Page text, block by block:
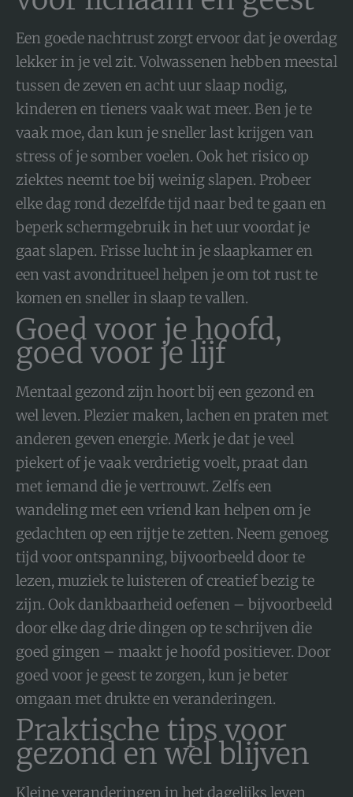
Een goede nachtrust zorgt ervoor dat je overdag
lekker in je vel zit. Volwassenen hebben meestal
tussen de zeven en acht uur slaap nodig,
kinderen en tieners vaak wat meer. Ben je te
vaak moe, dan kun je sneller last krijgen van
stress of je somber voelen. Ook het risico op
ziektes neemt toe bij weinig slapen. Probeer
elke dag rond dezelfde tijd naar bed te gaan en
beperk schermgebruik in het uur voordat je
gaat slapen. Frisse lucht in je slaapkamer en
een vast avondritueel helpen je om tot rust te
komen en sneller in slaap te vallen.
Goed voor je hoofd,
goed voor je lijf
Mentaal gezond zijn hoort bij een gezond en
wel leven. Plezier maken, lachen en praten met
anderen geven energie. Merk je dat je veel
piekert of je vaak verdrietig voelt, praat dan
met iemand die je vertrouwt. Zelfs een
wandeling met een vriend kan helpen om je
gedachten op een rijtje te zetten. Neem genoeg
tijd voor ontspanning, bijvoorbeeld door te
lezen, muziek te luisteren of creatief bezig te
zijn. Ook dankbaarheid oefenen – bijvoorbeeld
door elke dag drie dingen op te schrijven die
goed gingen – maakt je hoofd positiever. Door
goed voor je geest te zorgen, kun je beter
omgaan met drukte en veranderingen.
Praktische tips voor
gezond en wel blijven
Kleine veranderingen in het dagelijks leven